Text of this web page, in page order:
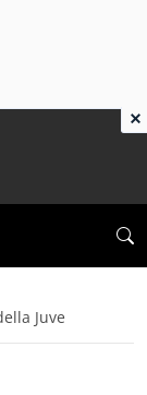
Juve
×